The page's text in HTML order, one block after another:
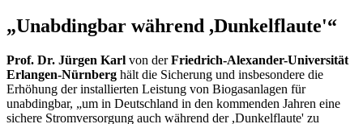
„Unabdingbar während ,Dunkelflaute'“
Prof. Dr. Jürgen Karl von derFriedrich-Alexander-Universität
Erlangen-Nürnberg hält die Sicherung und insbesondere die
Erhöhung der installierten Leistung von Biogasanlagen für
unabdingbar, „um in Deutschland in den kommenden Jahren eine
sichere Stromversorgung auch während der ,Dunkelflaute' zu